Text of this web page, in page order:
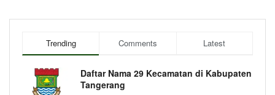
Trending Comments Latest
Daftar Nama 29 Kecamatan di Kabupaten
Tangerang